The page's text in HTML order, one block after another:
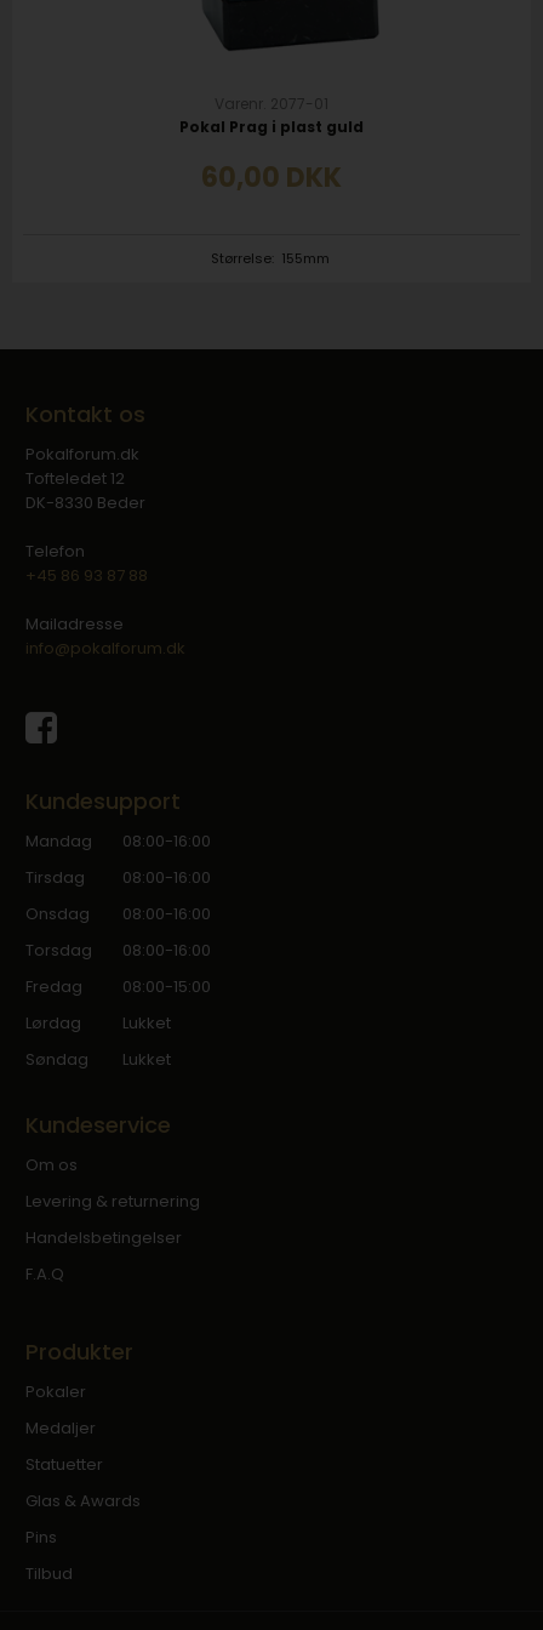
Varenr. 2077-01
Pokal Prag i plast guld
60,00 DKK
Størrelse: 155mm
Kontakt os
Pokalforum.dk
Tofteledet 12
DK-8330 Beder
Telefon
+45 86 93 87 88
Mailadresse
info@pokalforum.dk
Kundesupport
Mandag
08:00-16:00
Tirsdag
08:00-16:00
Onsdag
08:00-16:00
Torsdag
08:00-16:00
Fredag
08:00-15:00
Lørdag
Lukket
Søndag
Lukket
Kundeservice
Om os
Levering & returnering
Handelsbetingelser
F.A.Q
Produkter
Pokaler
Medaljer
Statuetter
Glas & Awards
Pins
Tilbud